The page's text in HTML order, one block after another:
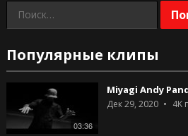
Найти:
Популярные клипы
03:36
Miyagi Andy
Дек 29, 2020 4K